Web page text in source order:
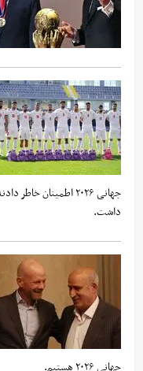
جهانی ۲۰۲۶ اطمینان
داشت.